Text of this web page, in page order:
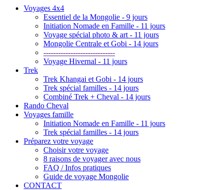
Voyages 4x4
Essentiel de la Mongolie - 9 jours
Initiation Nomade en Famille - 11 jours
Voyage spécial photo & art - 11 jours
Mongolie Centrale et Gobi - 14 jours
-----------------------------
Voyage Hivernal - 11 jours
Trek
Trek Khangai et Gobi - 14 jours
Trek spécial familles - 14 jours
Combiné Trek + Cheval - 14 jours
Rando Cheval
Voyages famille
Initiation Nomade en Famille - 11 jours
Trek spécial familles - 14 jours
Préparez votre voyage
Choisir votre voyage
8 raisons de voyager avec nous
FAQ / Infos pratiques
Guide de voyage Mongolie
CONTACT